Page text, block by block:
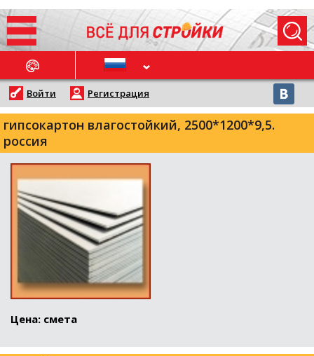
НОВОСТИ
Войти Регистрация
гипсокартон влагостойкий, 2500*1200*9,5.
россия
Цена: смета